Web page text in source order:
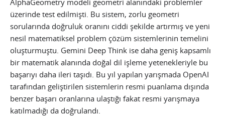
AlphaGeometry modeli geometri alanındaki problemler
üzerinde test edilmişti. Bu sistem, zorlu geometri
sorularında doğruluk oranını ciddi şekilde artırmış ve yeni
nesil matematiksel problem çözüm sistemlerinin temelini
oluşturmuştu. Gemini Deep Think ise daha geniş kapsamlı
bir matematik alanında doğal dil işleme yetenekleriyle bu
başarıyı daha ileri taşıdı. Bu yıl yapılan yarışmada OpenAI
tarafından geliştirilen sistemlerin resmi puanlama dışında
benzer başarı oranlarına ulaştığı fakat resmi yarışmaya
katılmadığı da doğrulandı.